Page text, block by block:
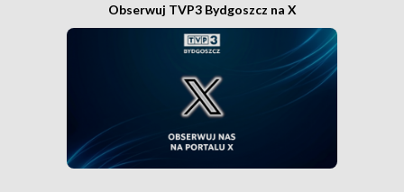
Obserwuj TVP3 Bydgoszcz na X